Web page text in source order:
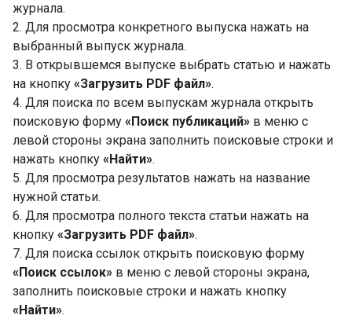
журнала.
2. Для просмотра конкретного выпуска нажать на
выбранный выпуск журнала.
3. В открывшемся выпуске выбрать статью и нажать
на кнопку «Загрузить PDF файл».
4. Для поиска по всем выпускам журнала открыть
поисковую форму «Поиск публикаций» в меню с
левой стороны экрана заполнить поисковые строки и
нажать кнопку «Найти».
5. Для просмотра результатов нажать на название
нужной статьи.
6. Для просмотра полного текста статьи нажать на
кнопку «Загрузить PDF файл».
7. Для поиска ссылок открыть поисковую форму
«Поиск ссылок» в меню с левой стороны экрана,
заполнить поисковые строки и нажать кнопку
«Найти».